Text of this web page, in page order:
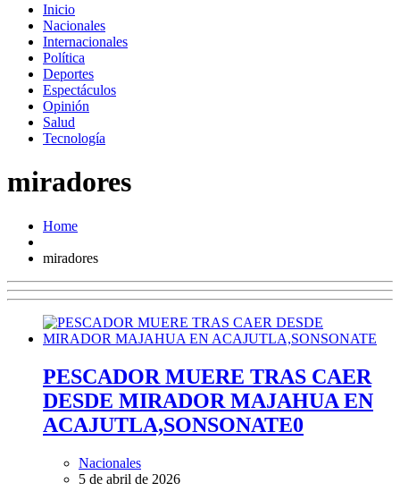
Inicio
Nacionales
Internacionales
Política
Deportes
Espectáculos
Opinión
Salud
Tecnología
miradores
Home
miradores
PESCADOR MUERE TRAS CAER
DESDE MIRADOR MAJAHUA EN
ACAJUTLA,SONSONATE0
Nacionales
5 de abril de 2026